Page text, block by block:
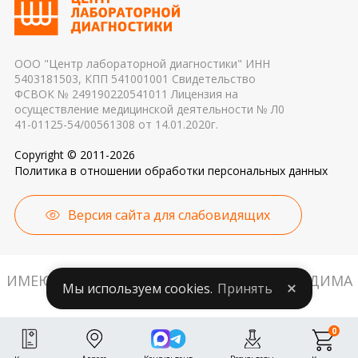
причиной погрешности в результатах
ООО "Центр лабораторной диагностики" ИНН
5403181503, КПП 541001001 Свидетельство
ФСВОК № 249190220541011 Лицензия на
осуществление медицинской деятельности № Л0
41-01125-54/00561308 от 14.01.2020г.
Copyright © 2011-2026
Политика в отношении обработки персональных данных
Версия сайта для слабовидящих
ИМЕЮТСЯ ПРОТИВОПОКАЗАНИЯ. НЕОБХОДИМА
КОНСУЛЬТАЦИЯ СПЕЦИАЛИСТА.
0
Мы используем cookies. Принять